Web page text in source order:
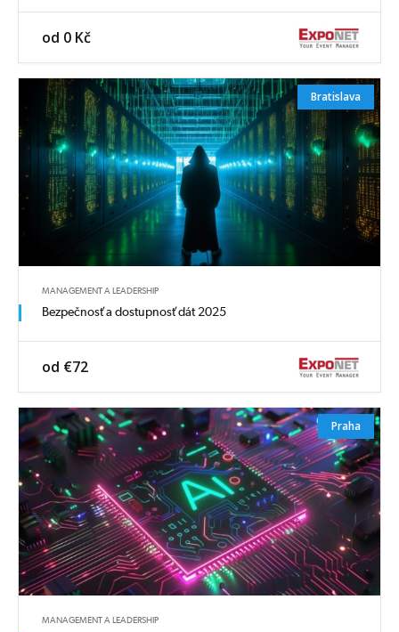
od 0 Kč
Bratislava
MANAGEMENT A LEADERSHIP
Bezpečnosť a dostupnosť dát 2025
od €72
Praha
MANAGEMENT A LEADERSHIP